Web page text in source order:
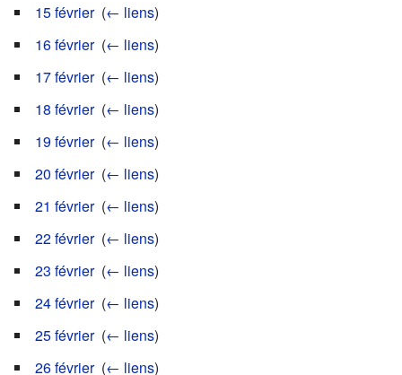
15 février‎ (← liens)
16 février‎ (← liens)
17 février‎ (← liens)
18 février‎ (← liens)
19 février‎ (← liens)
20 février‎ (← liens)
21 février‎ (← liens)
22 février‎ (← liens)
23 février‎ (← liens)
24 février‎ (← liens)
25 février‎ (← liens)
26 février‎ (← liens)